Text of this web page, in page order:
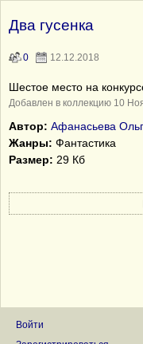
Два гусенка
0 12.12.2018
Шестое место на
Добавлен в коллекцию 10
Автор: Афанасьева
Жанры: Фантастика
Размер: 29 Кб
Войти